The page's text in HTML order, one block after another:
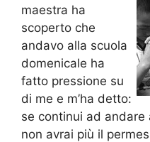
maestra ha
scoperto che
andavo alla scuola
domenicale ha
fatto pressione su
di me e m’ha detto:
se continui ad andare
non avrai più il